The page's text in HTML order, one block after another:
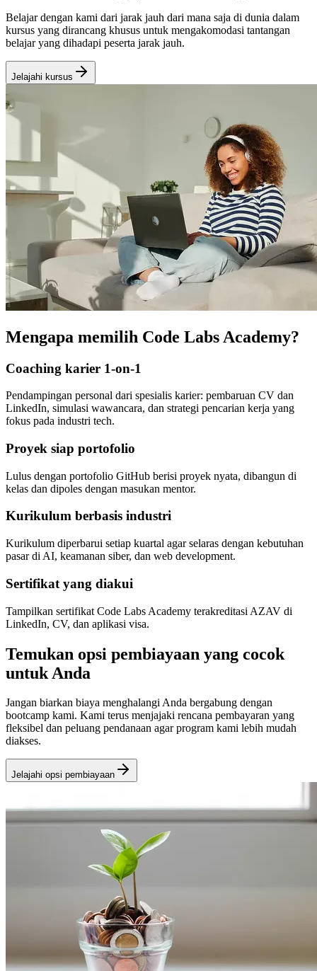
Belajar dengan kami dari jarak jauh dari mana saja di dunia dalam
kursus yang dirancang khusus untuk mengakomodasi tantangan
belajar yang dihadapi peserta jarak jauh.
Jelajahi kursus
Mengapa memilih Code Labs Academy?
Coaching karier 1-on-1
Pendampingan personal dari spesialis karier: pembaruan CV dan
LinkedIn, simulasi wawancara, dan strategi pencarian kerja yang
fokus pada industri tech.
Proyek siap portofolio
Lulus dengan portofolio GitHub berisi proyek nyata, dibangun di
kelas dan dipoles dengan masukan mentor.
Kurikulum berbasis industri
Kurikulum diperbarui setiap kuartal agar selaras dengan kebutuhan
pasar di AI, keamanan siber, dan web development.
Sertifikat yang diakui
Tampilkan sertifikat Code Labs Academy terakreditasi AZAV di
LinkedIn, CV, dan aplikasi visa.
Temukan opsi pembiayaan yang cocok
untuk Anda
Jangan biarkan biaya menghalangi Anda bergabung dengan
bootcamp kami. Kami terus menjajaki rencana pembayaran yang
fleksibel dan peluang pendanaan agar program kami lebih mudah
diakses.
Jelajahi opsi pembiayaan